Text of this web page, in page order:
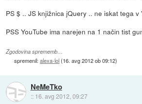
PS $ .. JS knjižnica jQuery .. ne iskat tega v
PSS YouTube ima narejen na 1 način tist
Zgodovina sprememb…
spremenil:alexa-lol(16. avg 2012 ob 09:12)
NeMeTko
:: 16. avg 2012, 09:27